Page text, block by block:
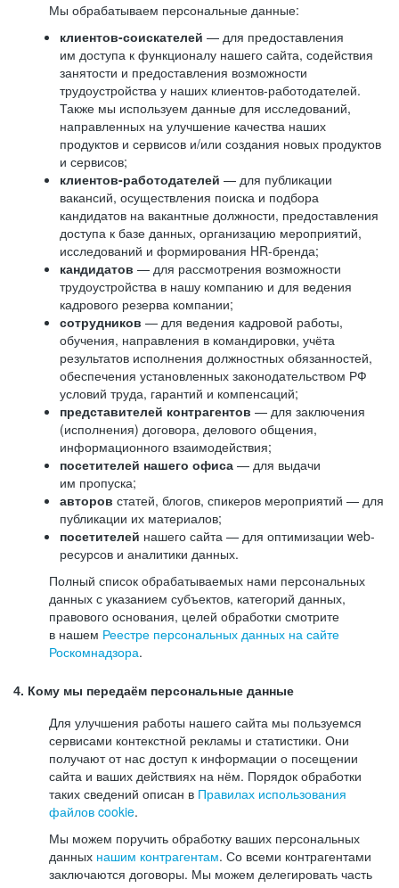
Мы обрабатываем персональные данные:
клиентов-соискателей — для предоставления
им доступа к функционалу нашего сайта, содействия
занятости и предоставления возможности
трудоустройства у наших клиентов-работодателей.
Также мы используем данные для исследований,
направленных на улучшение качества наших
продуктов и сервисов и/или создания новых продуктов
и сервисов;
клиентов-работодателей — для публикации
вакансий, осуществления поиска и подбора
кандидатов на вакантные должности, предоставления
доступа к базе данных, организацию мероприятий,
исследований и формирования HR-бренда;
кандидатов — для рассмотрения возможности
трудоустройства в нашу компанию и для ведения
кадрового резерва компании;
сотрудников — для ведения кадровой работы,
обучения, направления в командировки, учёта
результатов исполнения должностных обязанностей,
обеспечения установленных законодательством РФ
условий труда, гарантий и компенсаций;
представителей контрагентов — для заключения
(исполнения) договора, делового общения,
информационного взаимодействия;
посетителей нашего офиса — для выдачи
им пропуска;
авторов статей, блогов, спикеров мероприятий — для
публикации их материалов;
посетителей нашего сайта — для оптимизации web-
ресурсов и аналитики данных.
Полный список обрабатываемых нами персональных
данных с указанием субъектов, категорий данных,
правового основания, целей обработки смотрите
в нашем Реестре персональных данных на сайте
Роскомнадзора.
4. Кому мы передаём персональные данные
Для улучшения работы нашего сайта мы пользуемся
сервисами контекстной рекламы и статистики. Они
получают от нас доступ к информации о посещении
сайта и ваших действиях на нём. Порядок обработки
таких сведений описан в Правилах использования
файлов cookie.
Мы можем поручить обработку ваших персональных
данных нашим контрагентам. Со всеми контрагентами
заключаются договоры. Мы можем делегировать часть